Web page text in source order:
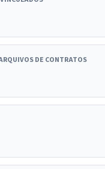
DE CONTRATOS